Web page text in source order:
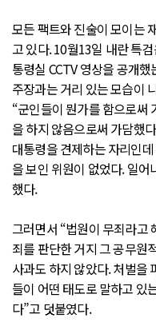
모든 팩트와 진술이 모이는
고 있다. 10월13일 내란 특
통령실 CCTV 영상을 공개했
주장과는 거리 있는 모습이
“군인들이 뭔가를 함으로써
을 하지 않음으로써 가담했
대통령을 견제하는 자리인
을 보인 위원이 없었다. 일
했다.
그러면서 “법원이 무죄라고
죄를 판단한 거지 그 공무원
사과도 하지 않았다. 처벌을
들이 어떤 태도로 말하고 있
다”고 덧붙였다.